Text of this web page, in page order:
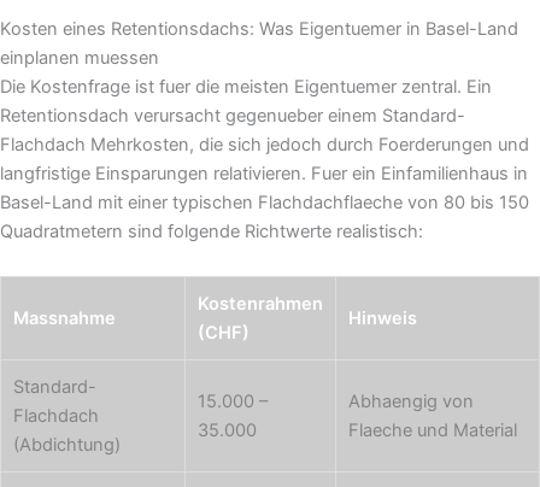
Kosten eines Retentionsdachs: Was Eigentuemer in Basel-Land
einplanen muessen
Die Kostenfrage ist fuer die meisten Eigentuemer zentral. Ein
Retentionsdach verursacht gegenueber einem Standard-
Flachdach Mehrkosten, die sich jedoch durch Foerderungen und
langfristige Einsparungen relativieren. Fuer ein Einfamilienhaus in
Basel-Land mit einer typischen Flachdachflaeche von 80 bis 150
Quadratmetern sind folgende Richtwerte realistisch:
Massnahme
Kostenrahmen
(CHF)
Hinweis
Standard-
Flachdach
(Abdichtung)
15.000 –
35.000
Abhaengig von
Flaeche und Material